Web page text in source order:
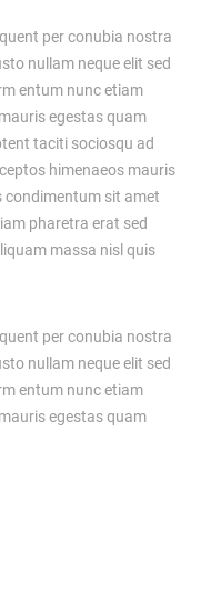
per conubia nostra
nullam neque elit sed
entum nunc etiam
egestas quam
taciti sociosqu ad
himenaeos mauris
condimentum sit amet
pharetra erat sed
massa nisl quis
per conubia nostra
nullam neque elit sed
entum nunc etiam
egestas quam